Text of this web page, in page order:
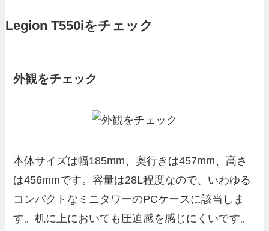
Legion T550iをチェック
外観をチェック
本体サイズは幅185mm、奥行きは457mm、高さ
は456mmです。容量は28L程度なので、いわゆる
コンパクトなミニタワーのPCケースに該当しま
す。机に上においても圧迫感を感じにくいです。